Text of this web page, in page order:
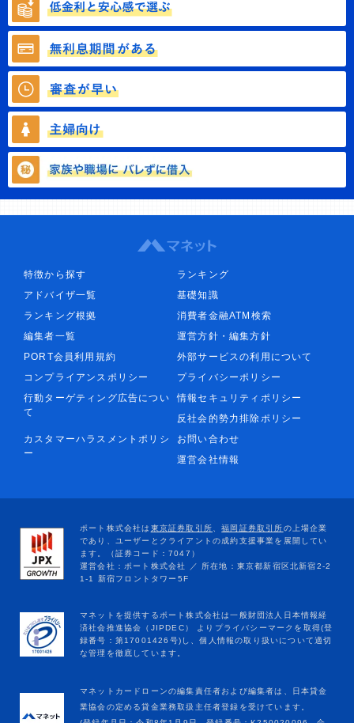
特徴から探す
ランキング
アドバイザ一覧
基礎知識
ランキング根拠
消費者金融ATM検索
編集者一覧
運営方針・編集方針
PORT会員利用規約
外部サービスの利用について
コンプライアンスポリシー
プライバシーポリシー
行動ターゲティング広告につい
て
情報セキュリティポリシー
反社会的勢力排除ポリシー
カスタマーハラスメントポリシ
ー
お問い合わせ
運営会社情報
マネットカードローンの編集責任者および編集者は、日本貸金
業協会の定める貸金業務取扱主任者登録を受けています。